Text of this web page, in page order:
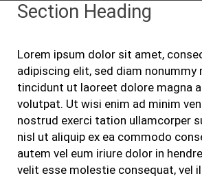
Section Heading
Lorem ipsum dolor sit amet,
adipiscing elit, sed diam nonummy
tincidunt ut laoreet dolore magna
volutpat. Ut wisi enim ad minim
nostrud exerci tation ullamcorper
nisl ut aliquip ex ea commodo
autem vel eum iriure dolor in
velit esse molestie consequat, vel